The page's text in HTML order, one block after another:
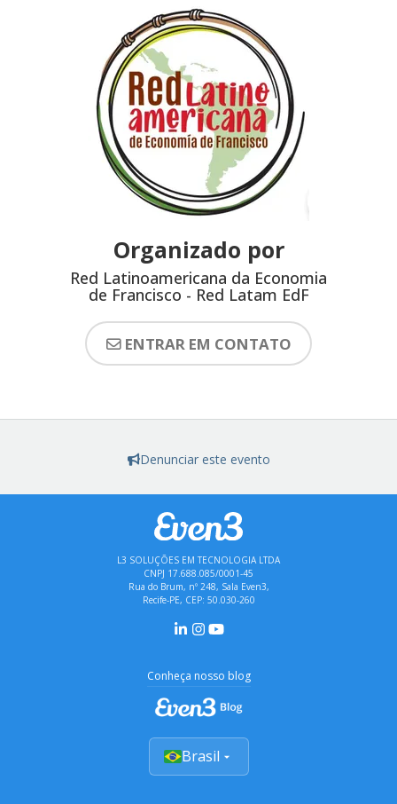
Organizado por
Red Latinoamericana da Economia
de Francisco - Red Latam EdF
ENTRAR EM CONTATO
Denunciar este evento
L3 SOLUÇÕES EM TECNOLOGIA LTDA
CNPJ 17.688.085/0001-45
Rua do Brum, nº 248, Sala Even3,
Recife-PE, CEP: 50.030-260
Conheça nosso blog
Brasil